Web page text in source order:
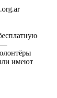
—
имеют